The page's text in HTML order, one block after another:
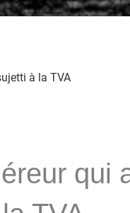
à la TVA
qui